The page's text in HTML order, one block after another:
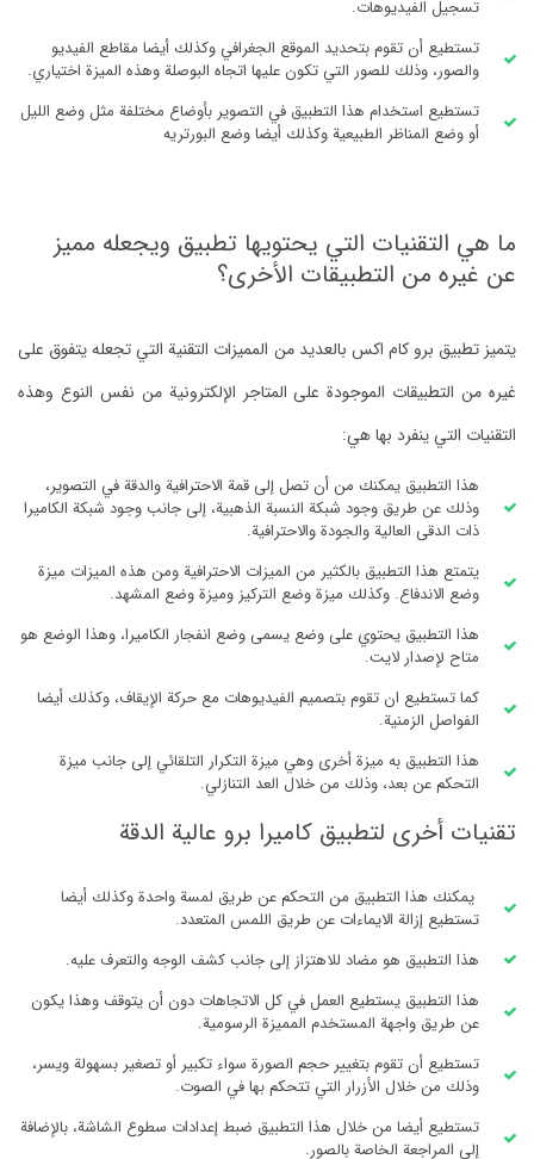
تسجيل الفيديوهات.
تستطيع أن تقوم بتحديد الموقع الجغرافي وكذلك أيضا مقاطع الفيديو
والصور، وذلك للصور التي تكون عليها اتجاه البوصلة وهذه الميزة اختياري.
تستطيع استخدام هذا التطبيق في التصوير بأوضاع مختلفة مثل وضع الليل
أو وضع المناظر الطبيعية وكذلك أيضا وضع البورتريه
ما هي التقنيات التي يحتويها تطبيق ويجعله مميز
عن غيره من التطبيقات الأخرى؟
يتميز تطبيق برو كام اكس بالعديد من المميزات التقنية التي تجعله يتفوق على
غيره من التطبيقات الموجودة على المتاجر الإلكترونية من نفس النوع وهذه
التقنيات التي ينفرد بها هي:
هذا التطبيق يمكنك من أن تصل إلى قمة الاحترافية والدقة في التصوير،
وذلك عن طريق وجود شبكة النسبة الذهبية، إلى جانب وجود شبكة الكاميرا
ذات الدقى العالية والجودة والاحترافية.
يتمتع هذا التطبيق بالكثير من الميزات الاحترافية ومن هذه الميزات ميزة
وضع الاندفاع. وكذلك ميزة وضع التركيز وميزة وضع المشهد.
هذا التطبيق يحتوي على وضع يسمى وضع انفجار الكاميرا، وهذا الوضع هو
متاح لإصدار لايت.
كما تستطيع ان تقوم بتصميم الفيديوهات مع حركة الإيقاف، وكذلك أيضا
الفواصل الزمنية.
هذا التطبيق به ميزة أخرى وهي ميزة التكرار التلقائي إلى جانب ميزة
التحكم عن بعد، وذلك من خلال العد التنازلي.
تقنيات أخرى لتطبيق كاميرا برو عالية الدقة
يمكنك هذا التطبيق من التحكم عن طريق لمسة واحدة وكذلك أيضا
تستطيع إزالة الايماءات عن طريق اللمس المتعدد.
هذا التطبيق هو مضاد للاهتزاز إلى جانب كشف الوجه والتعرف عليه.
هذا التطبيق يستطيع العمل في كل الاتجاهات دون أن يتوقف وهذا يكون
عن طريق واجهة المستخدم المميزة الرسومية.
تستطيع أن تقوم بتغيير حجم الصورة سواء تكبير أو تصغير بسهولة ويسر،
وذلك من خلال الأزرار التي تتحكم بها في الصوت.
تستطيع أيضا من خلال هذا التطبيق ضبط إعدادات سطوع الشاشة، بالإضافة
إلى المراجعة الخاصة بالصور.